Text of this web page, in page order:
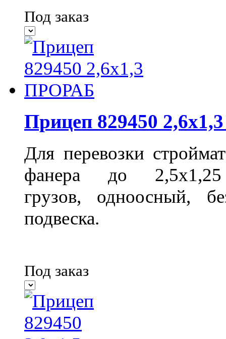
Под заказ
Прицеп 829450
Для перевозки
фанера до
грузов, одноосный,
подвеска.
Под заказ